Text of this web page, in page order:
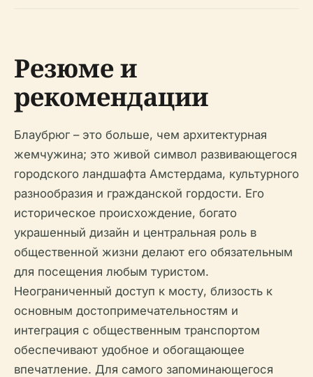
Резюме и
рекомендации
Блаубрюг – это больше, чем архитектурная
жемчужина; это живой символ развивающегося
городского ландшафта Амстердама, культурного
разнообразия и гражданской гордости. Его
историческое происхождение, богато
украшенный дизайн и центральная роль в
общественной жизни делают его обязательным
для посещения любым туристом.
Неограниченный доступ к мосту, близость к
основным достопримечательностям и
интеграция с общественным транспортом
обеспечивают удобное и обогащающее
впечатление. Для самого запоминающегося